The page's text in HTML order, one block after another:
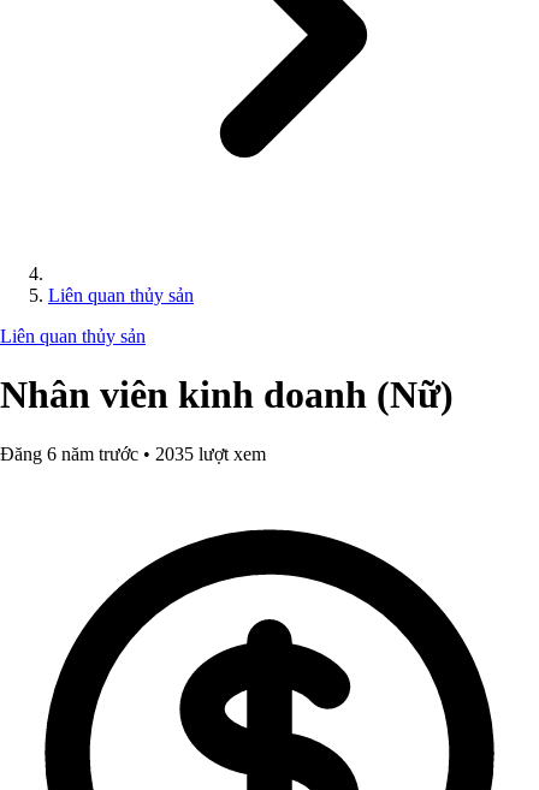
Liên quan thủy sản
Liên quan thủy sản
Nhân viên kinh doanh (Nữ)
Đăng 6 năm trước • 2035 lượt xem